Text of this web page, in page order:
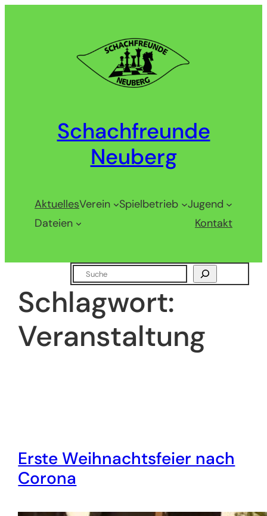
Schachfreunde
Neuberg
AktuellesVerein Spielbetrieb
Jugend
Dateien
Kontakt
Suchen
Schlagwort:
Veranstaltung
Erste Weihnachtsfeier nach
Corona